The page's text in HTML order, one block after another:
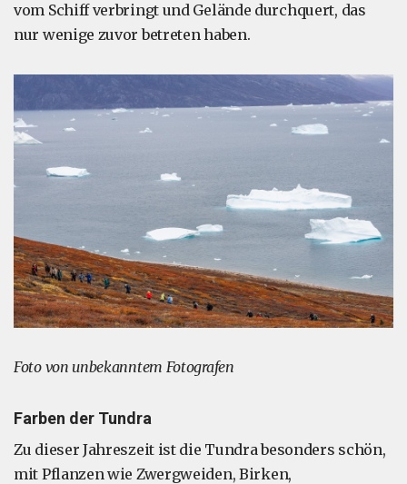
vom Schiff verbringt und Gelände durchquert, das
nur wenige zuvor betreten haben.
Foto von unbekanntem Fotografen
Farben der Tundra
Zu dieser Jahreszeit ist die Tundra besonders schön,
mit Pflanzen wie Zwergweiden, Birken,